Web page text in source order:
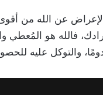
عن الله من أقوى
فالله هو المُعطي
والتوكل عليه